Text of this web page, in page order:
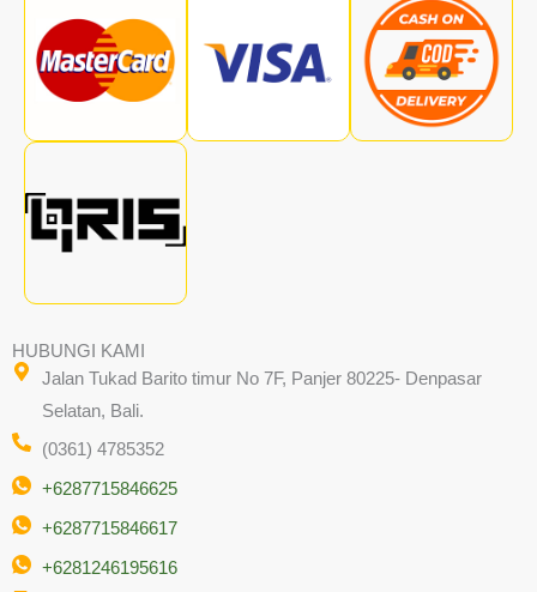
HUBUNGI KAMI
Jalan Tukad Barito timur No 7F, Panjer 80225- Denpasar
Selatan, Bali.
(0361) 4785352
+6287715846625
+6287715846617
+6281246195616